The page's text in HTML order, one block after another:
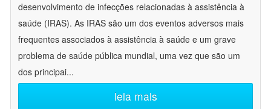
desenvolvimento de infecções relacionadas à assistência à
saúde (IRAS). As IRAS são um dos eventos adversos mais
frequentes associados à assistência à saúde e um grave
problema de saúde pública mundial, uma vez que são um
dos principai...
leia mais